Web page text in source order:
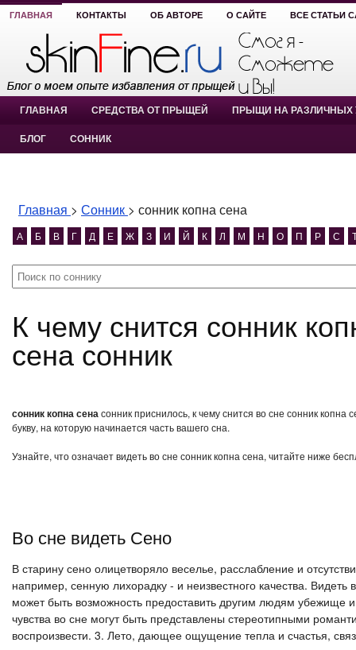
ГЛАВНАЯ КОНТАКТЫ ОБ АВТОРЕ О САЙТЕ ВСЕ СТАТЬИ
ГЛАВНАЯ СРЕДСТВА ОТ ПРЫЩЕЙ ПРЫЩИ НА РАЗЛИЧНЫХ
БЛОГ СОННИК
Главная > Сонник > сонник копна сена
А Б В Г Д Е Ж З И Й К Л М Н О П Р С
К чему снится сонник копна сена? сонник копна
сена сонник
сонник копна сенасонник приснилось, к чему снится во сне сонник
букву, на которую начинается часть вашего сна.
Узнайте, что означает видеть во сне сонник копна сена, читайте ниже
Во сне видеть Сено
В старину сено олицетворяло веселье, расслабление и
например, сенную лихорадку - и неизвестного качества.
может быть возможность предоставить другим людям
чувства во сне могут быть представлены стереотипными
воспроизвести. 3. Лето, дающее ощущение тепла и счастья,